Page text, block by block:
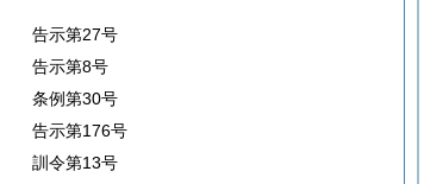
告示第27号
告示第8号
条例第30号
告示第176号
訓令第13号